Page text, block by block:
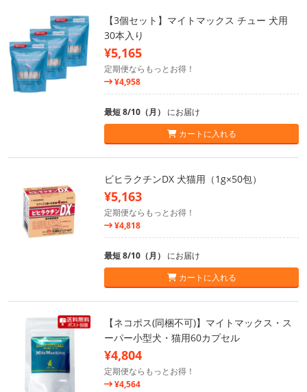
【3個セット】マイトマックス チュー 犬用
30本入り
¥5,165
定期便ならもっとお得！
¥4,958
最短 8/10（月） にお届け
カートに入れる
ビヒラクチンDX 犬猫用（1g×50包）
¥5,163
定期便ならもっとお得！
¥4,818
最短 8/10（月） にお届け
カートに入れる
【ネコポス(同梱不可)】マイトマックス・ス
ーパー小型犬・猫用60カプセル
¥4,804
定期便ならもっとお得！
¥4,564